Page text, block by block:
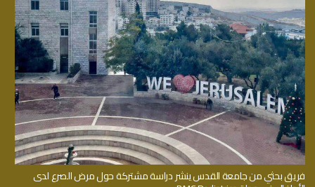
فريق بحثي من جامعة القدس ينشر دراسة مشتركة حول مرض الصرع لدى